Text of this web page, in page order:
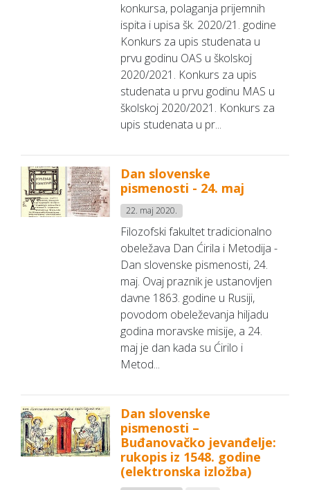
konkursa, polaganja prijemnih
ispita i upisa šk. 2020/21. godine
Konkurs za upis studenata u
prvu godinu OAS u školskoj
2020/2021. Konkurs za upis
studenata u prvu godinu MAS u
školskoj 2020/2021. Konkurs za
upis studenata u pr...
Dan slovenske
pismenosti - 24. maj
22. maj 2020.
Filozofski fakultet tradicionalno
obeležava Dan Ćirila i Metodija -
Dan slovenske pismenosti, 24.
maj. Ovaj praznik je ustanovljen
davne 1863. godine u Rusiji,
povodom obeleževanja hiljadu
godina moravske misije, a 24.
maj je dan kada su Ćirilo i
Metod...
Dan slovenske
pismenosti –
Buđanovačko jevanđelje:
rukopis iz 1548. godine
(elektronska izložba)